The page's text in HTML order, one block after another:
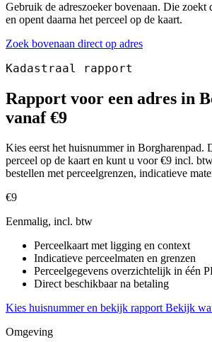
Gebruik de adreszoeker bovenaan. Die zoekt
en opent daarna het perceel op de kaart.
Zoek bovenaan direct op adres
Kadastraal rapport
Rapport voor een adres in
vanaf €9
Kies eerst het huisnummer in Borgharenpad.
perceel op de kaart en kunt u voor €9 incl.
bestellen met perceelgrenzen, indicatieve
€9
Eenmalig, incl. btw
Perceelkaart met ligging en context
Indicatieve perceelmaten en grenzen
Perceelgegevens overzichtelijk in één
Direct beschikbaar na betaling
Kies huisnummer en bekijk rapport Bekijk
Omgeving